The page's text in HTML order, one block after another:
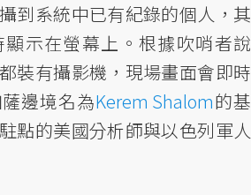
到系統中已有紀錄的個人，其
示在螢幕上。根據吹哨者說
裝有攝影機，現場畫面會即時
邊境名為Kerem Shalom的基
點的美國分析師與以色列軍人